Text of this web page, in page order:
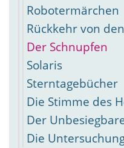
Robotermärchen
Rückkehr von
Der Schnupfen
Solaris
Sterntagebücher
Die Stimme des
Der
Die